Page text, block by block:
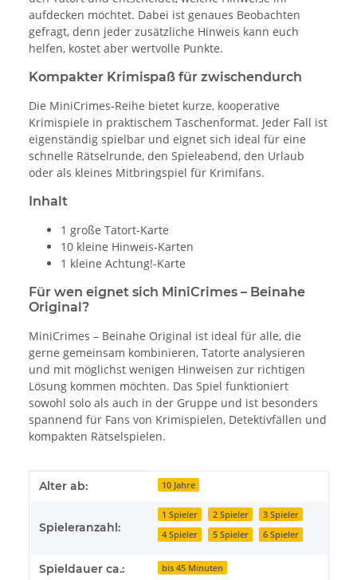
aufdecken möchtet. Dabei ist genaues Beobachten
gefragt, denn jeder zusätzliche Hinweis kann euch
helfen, kostet aber wertvolle Punkte.
Kompakter Krimispaß für zwischendurch
Die MiniCrimes-Reihe bietet kurze, kooperative
Krimispiele in praktischem Taschenformat. Jeder Fall ist
eigenständig spielbar und eignet sich ideal für eine
schnelle Rätselrunde, den Spieleabend, den Urlaub
oder als kleines Mitbringspiel für Krimifans.
Inhalt
1 große Tatort-Karte
10 kleine Hinweis-Karten
1 kleine Achtung!-Karte
Für wen eignet sich MiniCrimes – Beinahe
Original?
MiniCrimes – Beinahe Original ist ideal für alle, die
gerne gemeinsam kombinieren, Tatorte analysieren
und mit möglichst wenigen Hinweisen zur richtigen
Lösung kommen möchten. Das Spiel funktioniert
sowohl solo als auch in der Gruppe und ist besonders
spannend für Fans von Krimispielen, Detektivfällen und
kompakten Rätselspielen.
Produkteigenschaft
Wert
Alter ab: 10 Jahre
Spieleranzahl:
1 Spieler 2 Spieler
3 Spieler
4 Spieler
5 Spieler 6 Spieler
Spieldauer ca.: bis 45 Minuten